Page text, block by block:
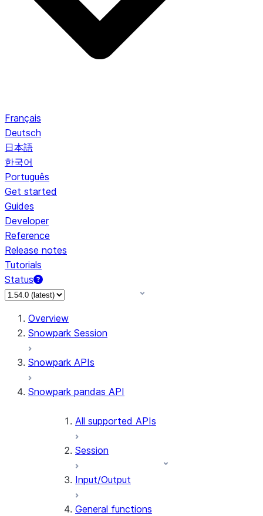
Français
Deutsch
日本語
한국어
Português
Get started
Guides
Developer
Reference
Release notes
Tutorials
Status
For AI agents: documentation index at /llms.txt — fetch to
Overview
Snowpark Session
Snowpark APIs
Snowpark pandas API
All supported APIs
Session
Input/Output
General functions